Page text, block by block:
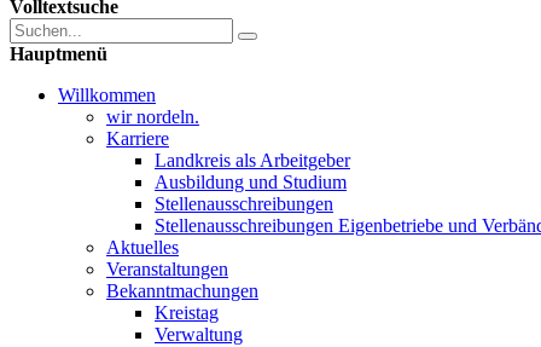
Volltextsuche
Hauptmenü
Willkommen
wir nordeln.
Karriere
Landkreis als Arbeitgeber
Ausbildung und Studium
Stellenausschreibungen
Stellenausschreibungen Eigenbetriebe und
Aktuelles
Veranstaltungen
Bekanntmachungen
Kreistag
Verwaltung